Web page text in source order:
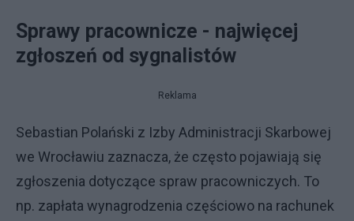
Sprawy pracownicze - najwięcej
zgłoszeń od sygnalistów
Reklama
Sebastian Polański z Izby Administracji Skarbowej
we Wrocławiu zaznacza, że często pojawiają się
zgłoszenia dotyczące spraw pracowniczych. To
np. zapłata wynagrodzenia częściowo na rachunek